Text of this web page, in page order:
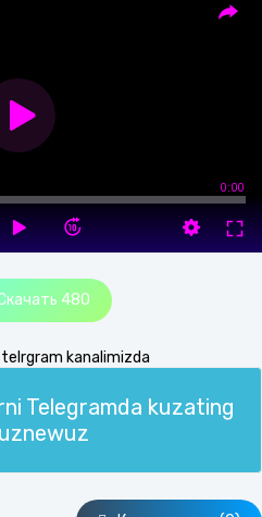
0:00
480
telrgram kanalimizda
Telegramda kuzating
uznewuz